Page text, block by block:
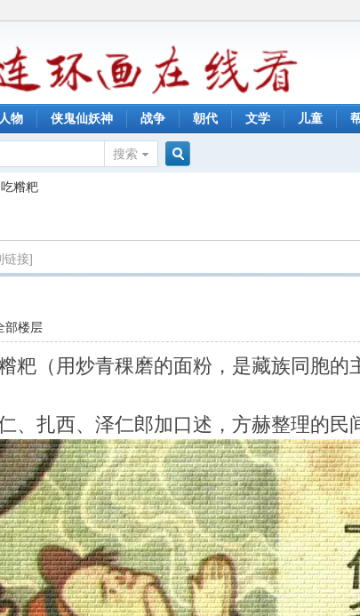
人物 侠鬼仙妖神 战争 朝代 文学 儿童
搜索
糌粑
链接]
部楼层
粑（用炒青稞磨的面粉，是藏族同胞的
、扎西、泽仁郎加口述，方赫整理的民